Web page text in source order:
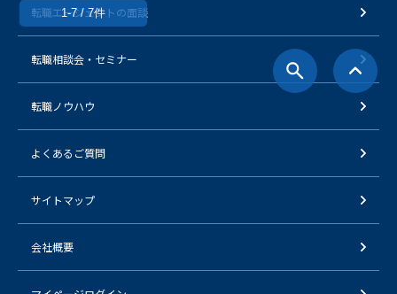
1-7 / 7件
転職エージェントの面談
転職相談会・セミナー
転職ノウハウ
よくあるご質問
サイトマップ
会社概要